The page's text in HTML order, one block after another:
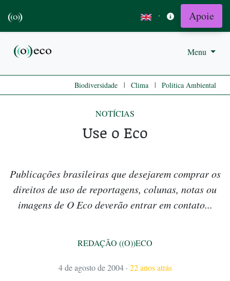
· Apoie
Menu
Biodiversidade | Clima | Politica Ambiental
NOTÍCIAS
Use o Eco
Publicações brasileiras que desejarem comprar os
direitos de uso de reportagens, colunas, notas ou
imagens de O Eco deverão entrar em contato...
REDAÇÃO ((O))ECO
4 de agosto de 2004 · 22 anos atrás